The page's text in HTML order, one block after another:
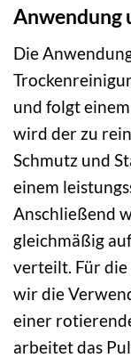
Anwendung
Die
und folgt
wird der zu
Schmutz und
einem
Anschließend
gleichmäßig
verteilt. Für
wir die
einer
arbeitet das